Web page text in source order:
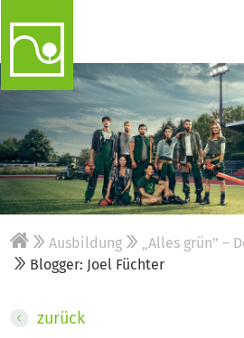
Ausbildung
„Alles grün” –
Blogger: Joel Füchter
zurück